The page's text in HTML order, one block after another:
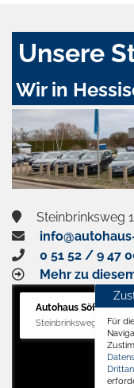
Unsere
Wir in
Steinbrinksweg
0 51 52 / 9 47
Mehr zu
Autohaus Söffker
Steinbrinksweg 12,Für